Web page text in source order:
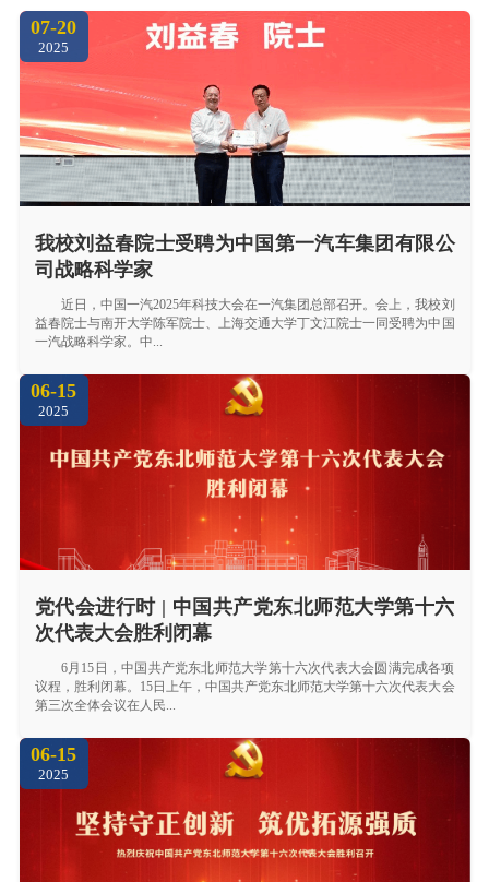
我校刘益春院士受聘为中国第一汽车集团有限公
司战略科学家
近日，中国一汽2025年科技大会在一汽集团总部召开。会上，我校刘
益春院士与南开大学陈军院士、上海交通大学丁文江院士一同受聘为中国
一汽战略科学家。中...
07-20
2025
党代会进行时 | 中国共产党东北师范大学第十六
次代表大会胜利闭幕
6月15日，中国共产党东北师范大学第十六次代表大会圆满完成各项
议程，胜利闭幕。15日上午，中国共产党东北师范大学第十六次代表大会
第三次全体会议在人民...
06-15
2025
06-15
2025